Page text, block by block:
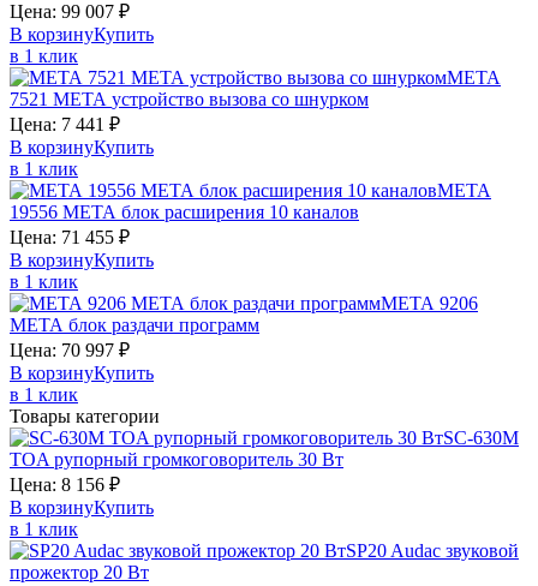
Цена: 99 007 ₽
В корзинуКупить
в 1 клик
МЕТА
7521 МЕТА устройство вызова со шнурком
Цена: 7 441 ₽
В корзинуКупить
в 1 клик
МЕТА
19556 МЕТА блок расширения 10 каналов
Цена: 71 455 ₽
В корзинуКупить
в 1 клик
МЕТА 9206
МЕТА блок раздачи программ
Цена: 70 997 ₽
В корзинуКупить
в 1 клик
Товары категории
SC-630M
TOAрупорный громкоговоритель 30 Вт
Цена: 8 156 ₽
В корзинуКупить
в 1 клик
SP20Audac звуковой
прожектор 20 Вт